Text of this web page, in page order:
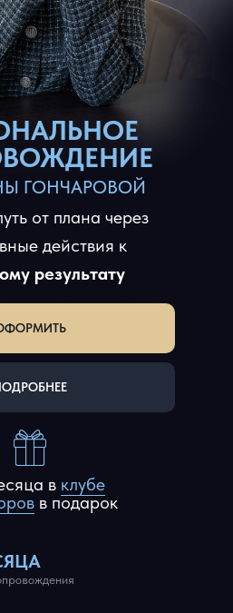
ГОНЧАРОВОЙ
от плана через
действия к
результату
в клубе
в подарок